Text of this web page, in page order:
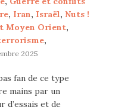
, Iran, Israël, Nuts !
Moyen Orient,
,
2025
fan de ce type
mains par un
d’essais et de